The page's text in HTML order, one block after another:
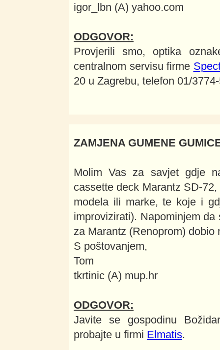
igor_lbn (A) yahoo.com
ODGOVOR:
Provjerili smo, optika
centralnom servisu firme
20 u Zagrebu, telefon 01/
ZAMJENA GUMENE
Molim Vas za savjet gdje
cassette deck Marantz SD-
modela ili marke, te koje i
improvizirati). Napominjem
za Marantz (Renoprom) dobio
S poštovanjem,
Tom
tkrtinic (A) mup.hr
ODGOVOR:
Javite se gospodinu
probajte u firmi Elmatis.